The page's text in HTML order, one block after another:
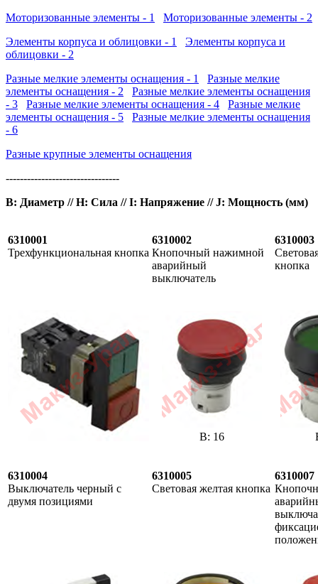
Моторизованные элементы - 1
Моторизованные элементы - 2
Элементы корпуса и облицовки - 1
Элементы корпуса и
облицовки - 2
Разные мелкие элементы оснащения - 1
Разные мелкие
элементы оснащения - 2
Разные мелкие элементы оснащения
- 3
Разные мелкие элементы оснащения - 4
Разные мелкие
элементы оснащения - 5
Разные мелкие элементы оснащения
- 6
Разные крупные элементы оснащения
--------------------------------
B: Диаметр // H: Сила // I: Напряжение // J: Мощность (мм)
6310001
Трехфункциональная кнопка
6310002
Кнопочный нажимной
аварийный
выключатель
6310003
кнопка
В: 16
6310004
Выключатель черный с
двумя позициями
6310005
Световая желтая кнопка
6310007